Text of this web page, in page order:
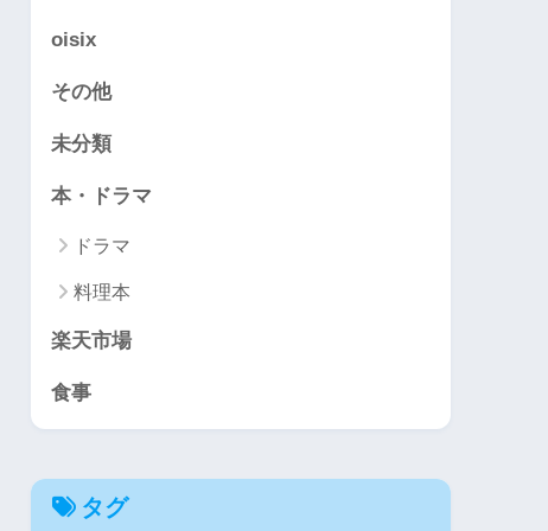
oisix
その他
未分類
本・ドラマ
ドラマ
料理本
楽天市場
食事
タグ